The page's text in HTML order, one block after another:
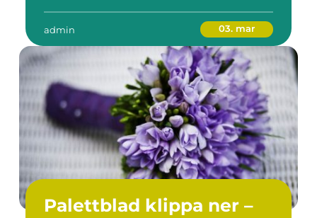
admin 03. mar
Palettblad klippa ner –